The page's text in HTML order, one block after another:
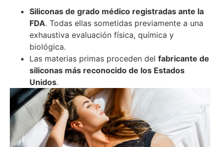
Siliconas de grado médico registradas ante la
FDA. Todas ellas sometidas previamente a una
exhaustiva evaluación física, química y
biológica.
Las materias primas proceden del fabricante de
siliconas más reconocido de los Estados
Unidos.